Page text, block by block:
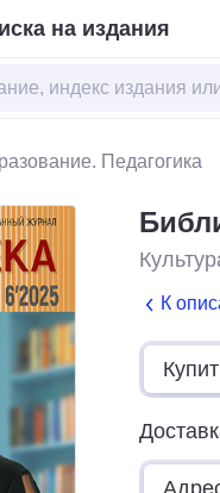
на издания
Педагогика
К